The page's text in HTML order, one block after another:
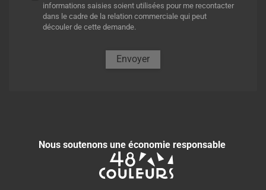
informations saisies soient utilisées pour me recontacter
dans le cadre de la relation commerciale qui peut
découler de cette demande.
Envoyer
Nous soutenons une économie responsable